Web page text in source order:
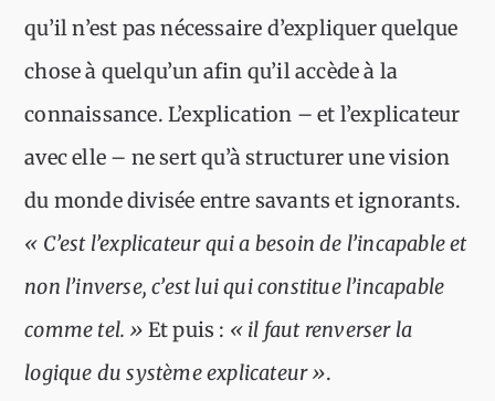
qu’il n’est pas nécessaire d’expliquer quelque
chose à quelqu’un afin qu’il accède à la
connaissance. L’explication – et l’explicateur
avec elle – ne sert qu’à structurer une vision
du monde divisée entre savants et ignorants.
« C’est l’explicateur qui a besoin de l’incapable et
non l’inverse, c’est lui qui constitue l’incapable
comme tel. » Et puis : « il faut renverser la
logique du système explicateur ».